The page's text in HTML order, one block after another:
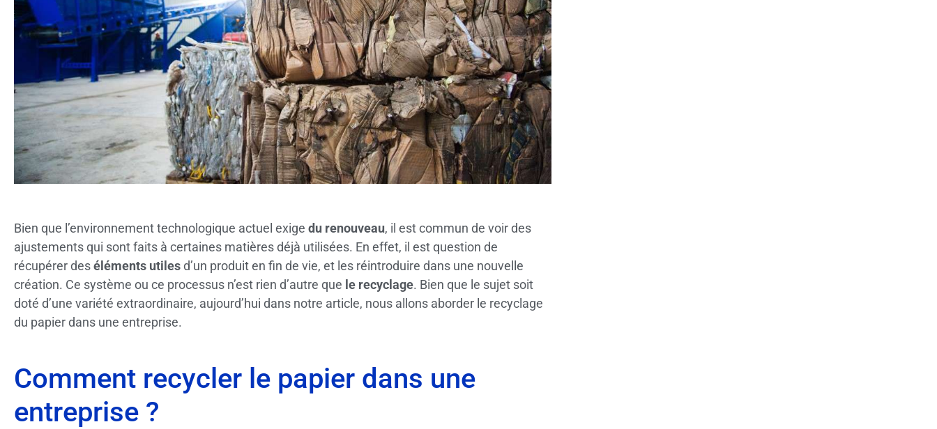
Bien que l’environnement technologique actuel exige du renouveau, il est commun de voir des
ajustements qui sont faits à certaines matières déjà utilisées. En effet, il est question de
récupérer deséléments utilesd’un produit en fin de vie, et les réintroduire dans une nouvelle
création. Ce système ou ce processus n’est rien d’autre que le recyclage. Bien que le sujet soit
doté d’une variété extraordinaire, aujourd’hui dans notre article, nous allons aborder le recyclage
du papier dans une entreprise.
Comment recycler le papier dans une
entreprise ?